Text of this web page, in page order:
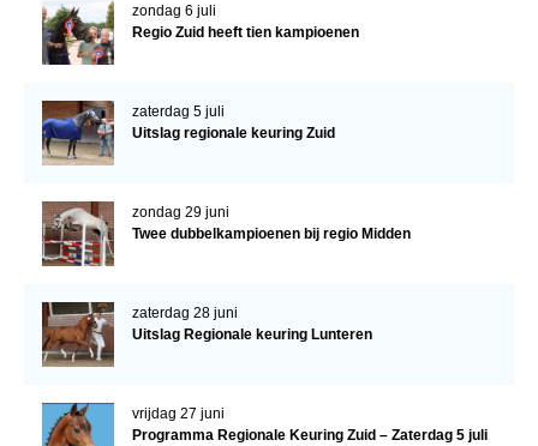
zondag 6 juli
Regio Zuid heeft tien kampioenen
zaterdag 5 juli
Uitslag regionale keuring Zuid
zondag 29 juni
Twee dubbelkampioenen bij regio Midden
zaterdag 28 juni
Uitslag Regionale keuring Lunteren
vrijdag 27 juni
Programma Regionale Keuring Zuid – Zaterdag 5 juli